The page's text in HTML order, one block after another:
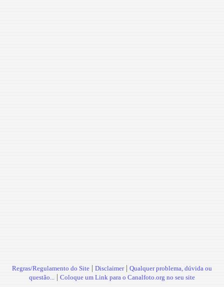
Regras/Regulamento do Site | Disclaimer| Qualquer problema, dúvida ou
questão... | Coloque um Link para o Canalfoto.org no seu site